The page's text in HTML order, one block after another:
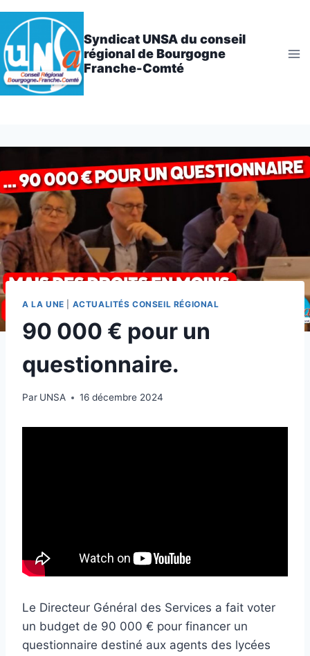
Aller
au
contenu
Syndicat UNSA du conseil
régional de Bourgogne
Franche-Comté
A LA UNE ACTUALITÉS CONSEIL RÉGIONAL
90 000 € pour un
questionnaire.
Par UNSA 16 décembre 2024
Le Directeur Général des Services a fait voter
un budget de 90 000 € pour financer un
questionnaire destiné aux agents des lycées